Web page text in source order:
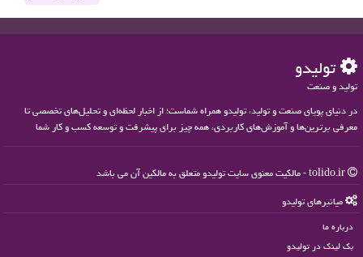
تولیدو
تولید و صنعت
در دنیای پویای صنعت و تولید، تولیدو همراه شماست؛ از اخبار لحظه‌ای و تحلیل‌های تخصصی تا
معرفی برترین‌ها و آموزش‌های کاربردی، همه چیز برای پیشرفت و توسعه کسب و کار شما
میانبرهای تولیدو
درباره ما
بک لینک در تولیدو